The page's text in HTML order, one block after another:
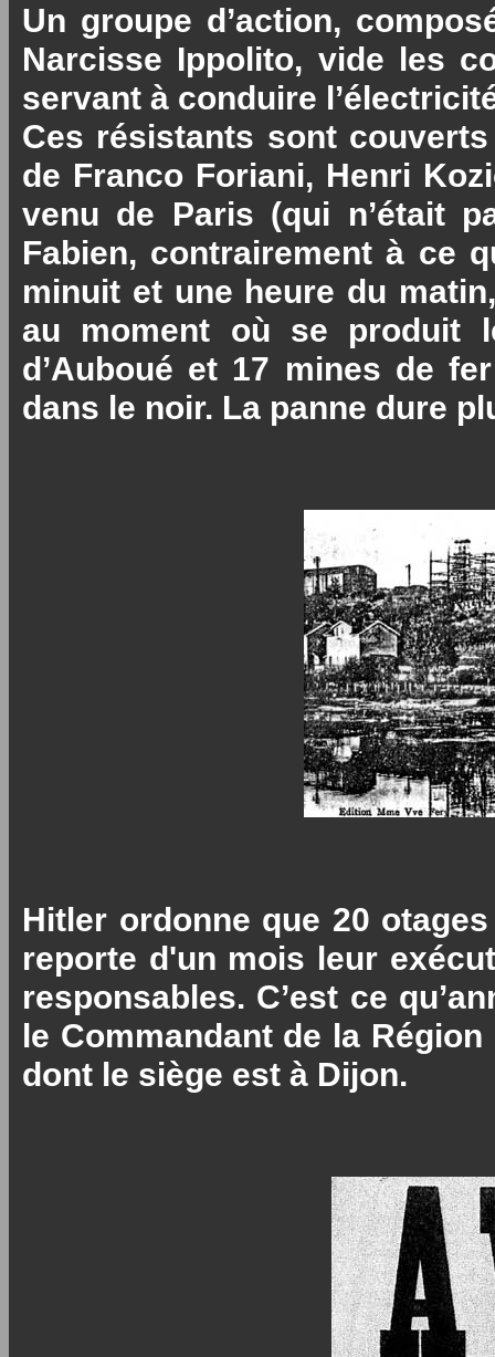
Un groupe d’action,
Narcisse Ippolito, vide les
servant à conduire
Ces résistants sont
de Franco Foriani, Henri
venu de Paris (qui n’était
Fabien, contrairement à ce
minuit et une heure du
au moment où se produit
d’Auboué et 17 mines de
dans le noir. La panne dure
Hitler ordonne que 20
reporte d'un mois leur
responsables. C’est ce
le Commandant de la
dont le siège est à Dijon.